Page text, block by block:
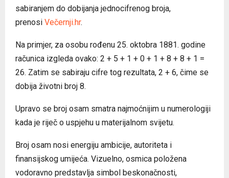
sabiranjem do dobijanja jednocifrenog broja,
prenosi Večernji.hr.
Na primjer, za osobu rođenu 25. oktobra 1881. godine
računica izgleda ovako: 2 + 5 + 1 + 0 + 1 + 8 + 8 + 1 =
26. Zatim se sabiraju cifre tog rezultata, 2 + 6, čime se
dobija životni broj 8.
Upravo se broj osam smatra najmoćnijim u numerologiji
kada je riječ o uspjehu u materijalnom svijetu.
Broj osam nosi energiju ambicije, autoriteta i
finansijskog umijeća. Vizuelno, osmica položena
vodoravno predstavlja simbol beskonačnosti,